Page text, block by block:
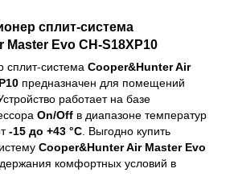
сплит-система
Evo CH-S18XP10
сплит-система Cooper&Hunter Air
предназначен для помещений
Устройство работает на базе
On/Off в диапазоне температур
-15 до +43 °C . Выгодно купить
Cooper&Hunter Air Master Evo
комфортных условий в